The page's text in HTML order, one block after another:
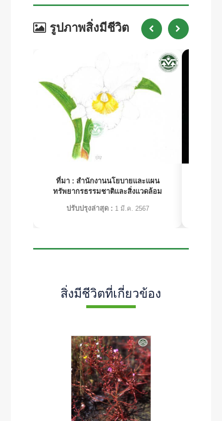
รูปภาพสิ่งมีชีวิต
ที่มา : สำนักงานนโยบายและแผน
ทรัพยากรธรรมชาติและสิ่งแวดล้อม
ปรับปรุงล่าสุด : 1 มี.ค. 2567
สิ่งมีชีวิตที่เกี่ยวข้อง